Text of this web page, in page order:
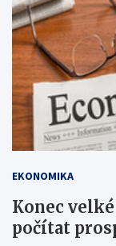
EKONOMIKA
Konec
počítat